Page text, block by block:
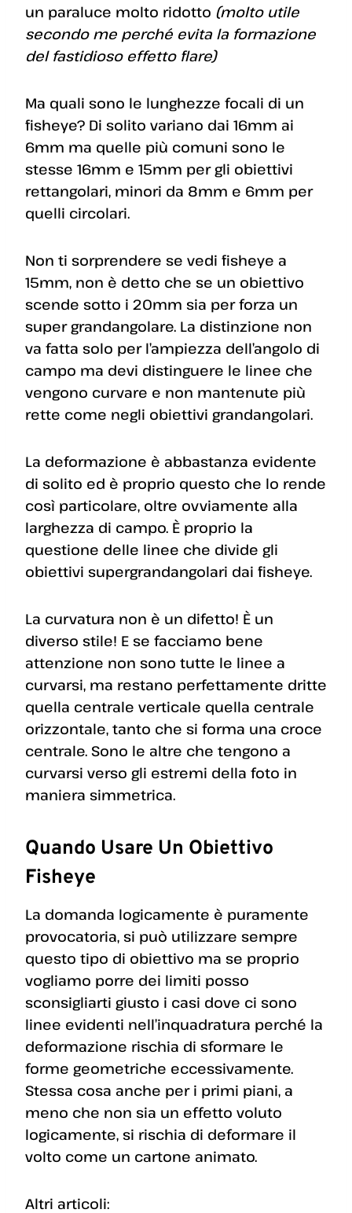
un paraluce molto ridotto (molto utile
secondo me perché evita la formazione
del fastidioso effetto flare)
Ma quali sono le lunghezze focali di un
fisheye? Di solito variano dai 16mm ai
6mm ma quelle più comuni sono le
stesse 16mm e 15mm per gli obiettivi
rettangolari, minori da 8mm e 6mm per
quelli circolari.
Non ti sorprendere se vedi fisheye a
15mm, non è detto che se un obiettivo
scende sotto i 20mm sia per forza un
super grandangolare. La distinzione non
va fatta solo per l’ampiezza dell’angolo di
campo ma devi distinguere le linee che
vengono curvare e non mantenute più
rette come negli obiettivi grandangolari.
La deformazione è abbastanza evidente
di solito ed è proprio questo che lo rende
così particolare, oltre ovviamente alla
larghezza di campo. È proprio la
questione delle linee che divide gli
obiettivi supergrandangolari dai fisheye.
La curvatura non è un difetto! È un
diverso stile! E se facciamo bene
attenzione non sono tutte le linee a
curvarsi, ma restano perfettamente dritte
quella centrale verticale quella centrale
orizzontale, tanto che si forma una croce
centrale. Sono le altre che tengono a
curvarsi verso gli estremi della foto in
maniera simmetrica.
Quando Usare Un Obiettivo
Fisheye
La domanda logicamente è puramente
provocatoria, si può utilizzare sempre
questo tipo di obiettivo ma se proprio
vogliamo porre dei limiti posso
sconsigliarti giusto i casi dove ci sono
linee evidenti nell’inquadratura perché la
deformazione rischia di sformare le
forme geometriche eccessivamente.
Stessa cosa anche per i primi piani, a
meno che non sia un effetto voluto
logicamente, si rischia di deformare il
volto come un cartone animato.
Altri articoli: